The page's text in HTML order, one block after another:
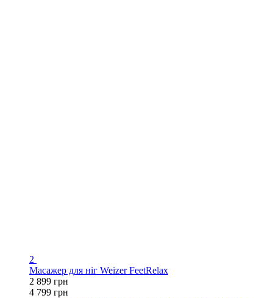
2
Масажер для ніг Weizer FeetRelax
2 899 грн
4 799 грн